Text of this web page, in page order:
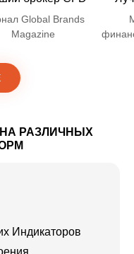
Global Brands
Magazine
НА РАЗЛИЧНЫХ
Индикаторов